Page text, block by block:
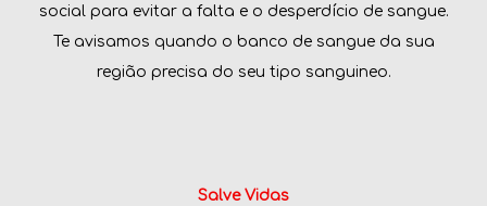
social para evitar a falta e o desperdício de sangue.
Te avisamos quando o banco de sangue da sua
região precisa do seu tipo sanguineo.
Salve Vidas